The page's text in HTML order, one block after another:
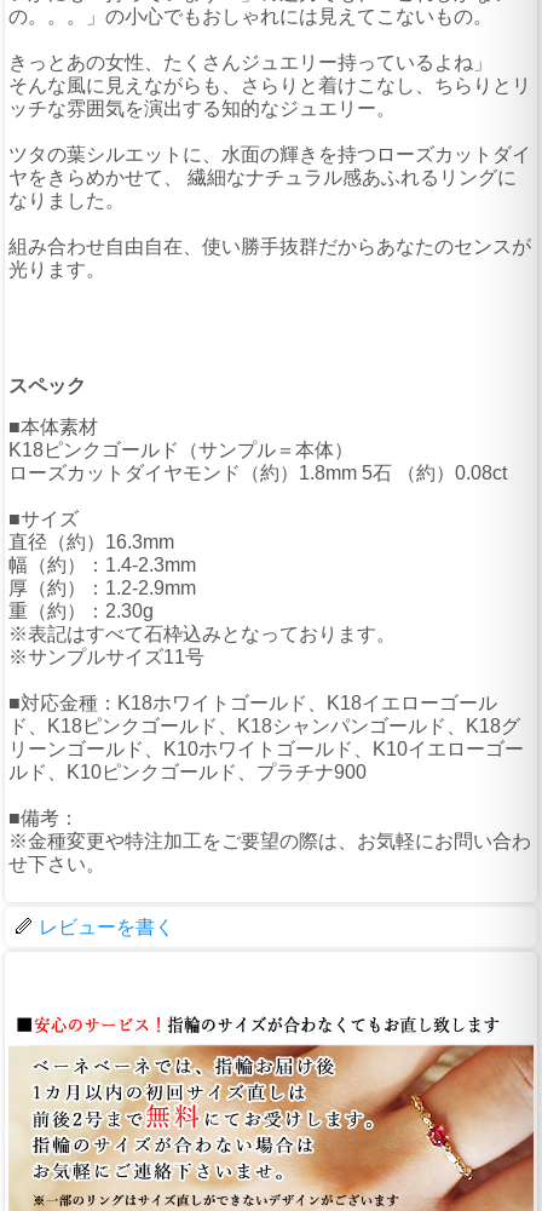
の。。。」の小心でもおしゃれには見えてこないもの。
きっとあの女性、たくさんジュエリー持っているよね」
そんな風に見えながらも、さらりと着けこなし、ちらりとリ
ッチな雰囲気を演出する知的なジュエリー。
ツタの葉シルエットに、水面の輝きを持つローズカットダイ
ヤをきらめかせて、 繊細なナチュラル感あふれるリングに
なりました。
組み合わせ自由自在、使い勝手抜群だからあなたのセンスが
光ります。
スペック
■本体素材
K18ピンクゴールド（サンプル＝本体）
ローズカットダイヤモンド（約）1.8mm 5石 （約）0.08ct
■サイズ
直径（約）16.3mm
幅（約）：1.4-2.3mm
厚（約）：1.2-2.9mm
重（約）：2.30g
※表記はすべて石枠込みとなっております。
※サンプルサイズ11号
■対応金種：K18ホワイトゴールド、K18イエローゴール
ド、K18ピンクゴールド、K18シャンパンゴールド、K18グ
リーンゴールド、K10ホワイトゴールド、K10イエローゴー
ルド、K10ピンクゴールド、プラチナ900
■備考：
※金種変更や特注加工をご要望の際は、お気軽にお問い合わ
せ下さい。
レビューを書く